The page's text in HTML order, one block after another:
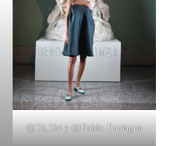
@Di_Uai y @Pablo Paniagua